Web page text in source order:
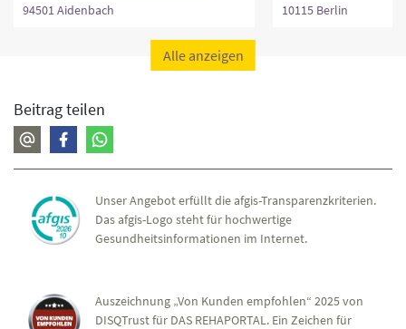
94501 Aidenbach 10115 Berlin
Alle anzeigen
Beitrag teilen
Unser Angebot erfüllt die afgis-Transparenzkriterien.
Das afgis-Logo steht für hochwertige
Gesundheitsinformationen im Internet.
Auszeichnung „Von Kunden empfohlen“ 2025 von
DISQTrust für DAS REHAPORTAL. Ein Zeichen für